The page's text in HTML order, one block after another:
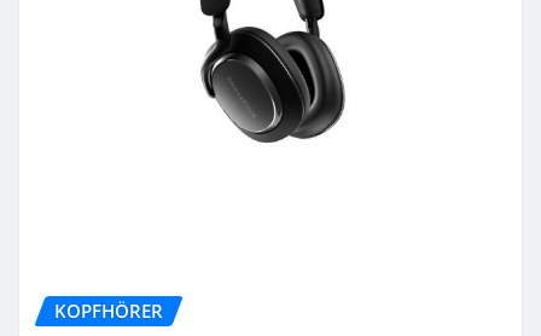
KOPFHÖRER